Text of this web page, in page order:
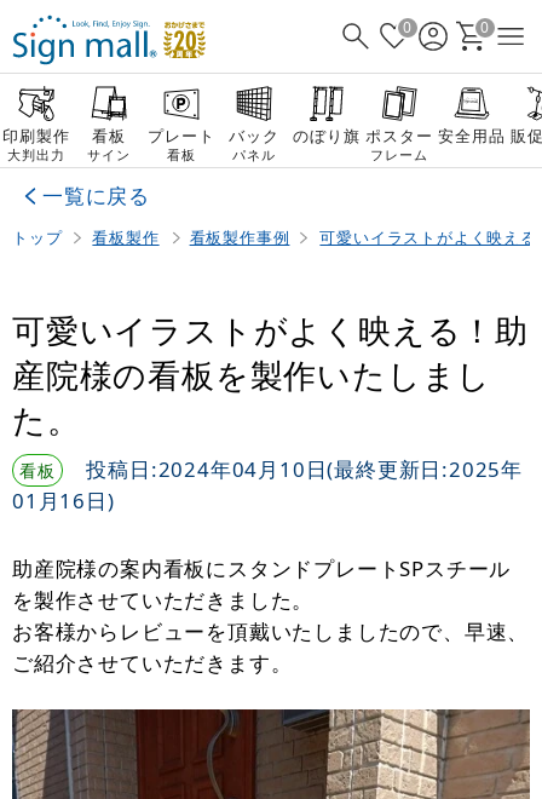
0 0
印刷製作
大判出力
看板
サイン
プレート
看板
バック
パネル
のぼり旗 ポスター
フレーム
安全用品 販
一覧に戻る
トップ 看板製作 看板製作事例 可愛いイラストがよく映え
可愛いイラストがよく映える！助
産院様の看板を製作いたしまし
た。
看板 投稿日:2024年04月10日(最終更新日:2025年
01月16日)
助産院様の案内看板にスタンドプレートSPスチール
を製作させていただきました。
お客様からレビューを頂戴いたしましたので、早速、
ご紹介させていただきます。